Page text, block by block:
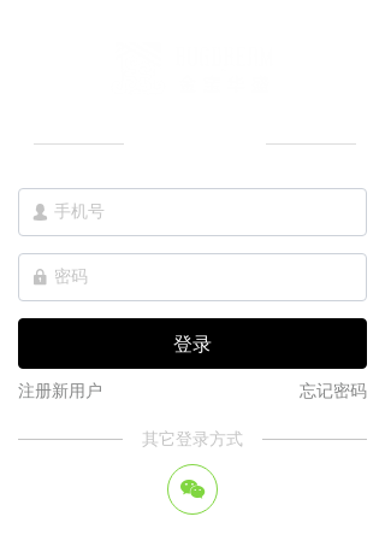
넙
넱
登录
注册新用户 忘记密码
其它登录方式
너